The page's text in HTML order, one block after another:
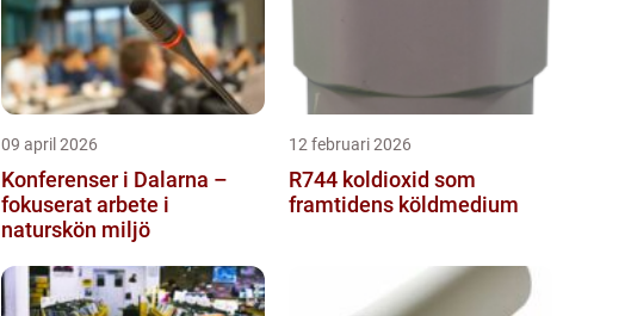
09 april 2026
Konferenser i Dalarna –
fokuserat arbete i
naturskön miljö
12 februari 2026
R744 koldioxid som
framtidens köldmedium